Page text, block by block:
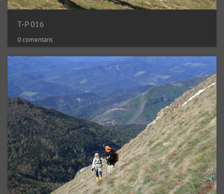
T-P 016
0 comentaris